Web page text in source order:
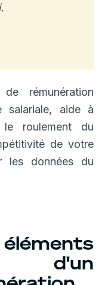
rémunération
salariale, aide à
roulement du
de votre
les données du
d'un